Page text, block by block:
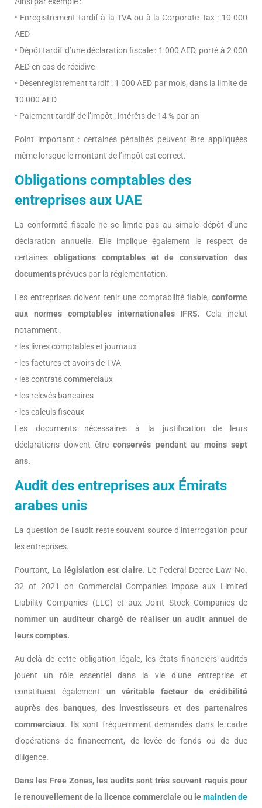
• Enregistrement tardif à la TVA ou à la Corporate Tax : 10 000
AED
• Dépôt tardif d’une déclaration fiscale : 1 000 AED, porté à 2 000
AED en cas de récidive
• Désenregistrement tardif : 1 000 AED par mois, dans la limite de
10 000 AED
• Paiement tardif de l’impôt : intérêts de 14 % par an
Point important : certaines pénalités peuvent être appliquées
même lorsque le montant de l’impôt est correct.
Obligations comptables des
entreprises aux UAE
La conformité fiscale ne se limite pas au simple dépôt d’une
déclaration annuelle. Elle implique également le respect de
certaines obligations comptables et de conservation des
documents prévues par la réglementation.
Les entreprises doivent tenir une comptabilité fiable, conforme
aux normes comptables internationales IFRS. Cela inclut
notamment :
• les livres comptables et journaux
• les factures et avoirs de TVA
• les contrats commerciaux
• les relevés bancaires
• les calculs fiscaux
Les documents nécessaires à la justification de leurs
déclarations doivent êtreconservés pendant au moins sept
ans.
Audit des entreprises aux Émirats
arabes unis
La question de l’audit reste souvent source d’interrogation pour
les entreprises.
Pourtant, La législation est claire. Le Federal Decree-Law No.
32 of 2021 on Commercial Companies impose aux Limited
Liability Companies (LLC) et aux Joint Stock Companies de
nommer un auditeur chargé de réaliser un audit annuel de
leurs comptes.
Au-delà de cette obligation légale, les états financiers audités
jouent un rôle essentiel dans la vie d’une entreprise et
constituent également un véritable facteur de crédibilité
auprès des banques, des investisseurs et des partenaires
commerciaux. Ils sont fréquemment demandés dans le cadre
d’opérations de financement, de levée de fonds ou de due
diligence.
Dans les Free Zones, les audits sont très souvent requis pour
le renouvellement de la licence commerciale ou lemaintien de